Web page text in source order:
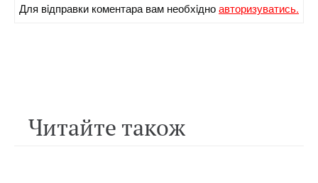
Для вiдправки коментара вам необхiдноавторизуватись.
Читайте також